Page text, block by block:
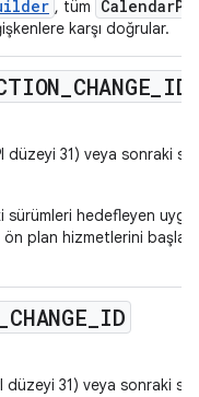
, tüm
karşı doğrular.
CHANGE ID
düzeyi 31) veya sonraki
sürümleri hedefleyen
ön plan hizmetlerini
CHANGE ID
düzeyi 31) veya sonraki